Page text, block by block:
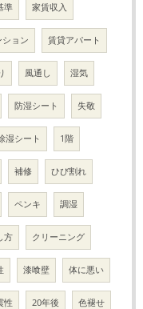
準 家賃収入
ョン 賃貸アパート
風通し 湿気
防湿シート 失敬
湿シート 1階
補修 ひび割れ
ペンキ 調湿
方 クリーニング
漆喰壁 体に悪い
性 20年後 色褪せ